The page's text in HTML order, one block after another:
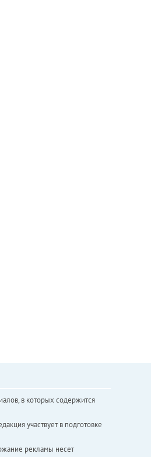
в которых содержится
участвует в подготовке
рекламы несет